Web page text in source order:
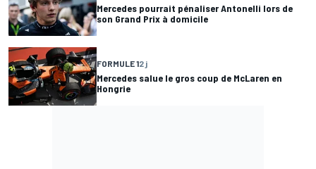
Mercedes pourrait pénaliser Antonelli lors de
son Grand Prix à domicile
FORMULE 12 j
Mercedes salue le gros coup de McLaren en
Hongrie